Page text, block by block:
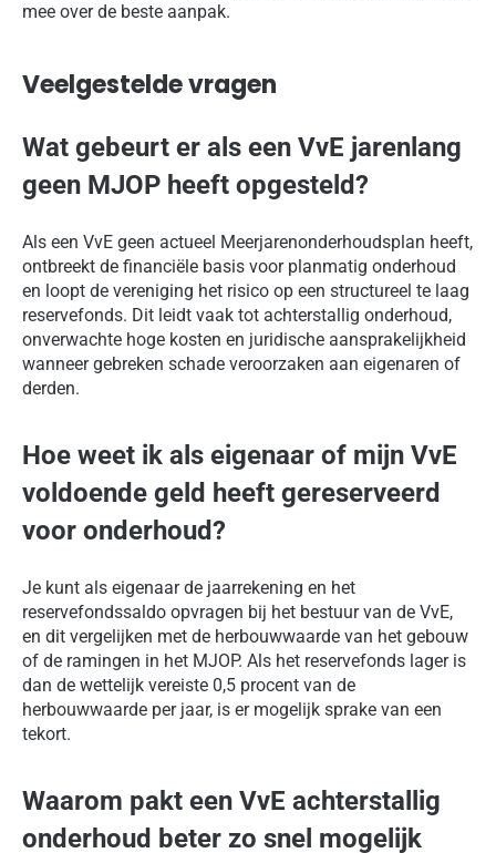
mee over de beste aanpak.
Veelgestelde vragen
Wat gebeurt er als een VvE jarenlang
geen MJOP heeft opgesteld?
Als een VvE geen actueel Meerjarenonderhoudsplan heeft,
ontbreekt de financiële basis voor planmatig onderhoud
en loopt de vereniging het risico op een structureel te laag
reservefonds. Dit leidt vaak tot achterstallig onderhoud,
onverwachte hoge kosten en juridische aansprakelijkheid
wanneer gebreken schade veroorzaken aan eigenaren of
derden.
Hoe weet ik als eigenaar of mijn VvE
voldoende geld heeft gereserveerd
voor onderhoud?
Je kunt als eigenaar de jaarrekening en het
reservefondssaldo opvragen bij het bestuur van de VvE,
en dit vergelijken met de herbouwwaarde van het gebouw
of de ramingen in het MJOP. Als het reservefonds lager is
dan de wettelijk vereiste 0,5 procent van de
herbouwwaarde per jaar, is er mogelijk sprake van een
tekort.
Waarom pakt een VvE achterstallig
onderhoud beter zo snel mogelijk